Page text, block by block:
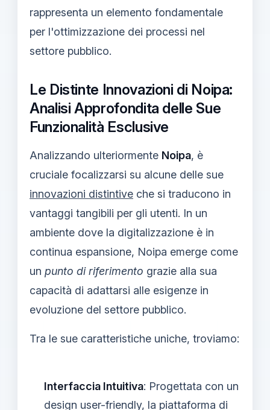
rappresenta un elemento fondamentale
per l'ottimizzazione dei processi nel
settore pubblico.
Le Distinte Innovazioni di Noipa:
Analisi Approfondita delle Sue
Funzionalità Esclusive
Analizzando ulteriormente Noipa, è
cruciale focalizzarsi su alcune delle sue
innovazioni distintive che si traducono in
vantaggi tangibili per gli utenti. In un
ambiente dove la digitalizzazione è in
continua espansione, Noipa emerge come
un punto di riferimento grazie alla sua
capacità di adattarsi alle esigenze in
evoluzione del settore pubblico.
Tra le sue caratteristiche uniche, troviamo:
Interfaccia Intuitiva: Progettata con un
design user-friendly, la piattaforma di